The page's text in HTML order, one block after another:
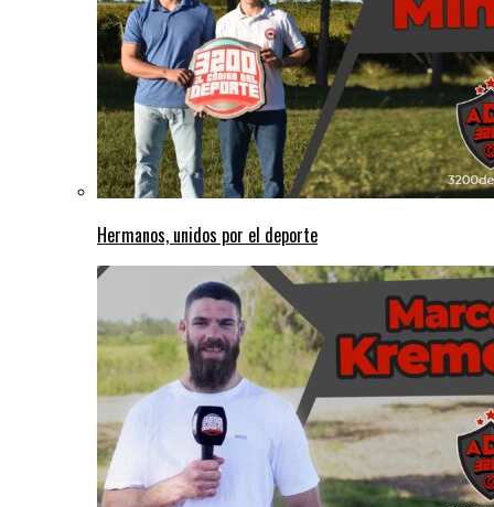
Hermanos, unidos por el deporte